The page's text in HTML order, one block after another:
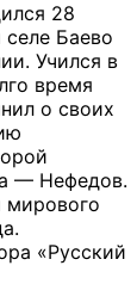
28
Баево
Учился в
время
о своих
— Нефедов.
мирового
«Русский